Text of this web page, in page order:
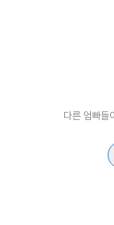
다른 엄빠들